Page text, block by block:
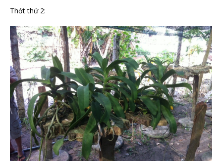
Thớt thứ 2: